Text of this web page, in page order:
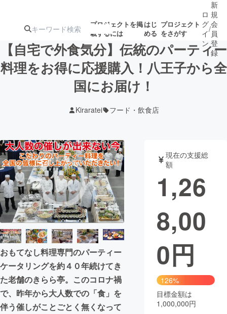
プロジェクトを掲
載するには
はじ
める
プロジェクト
をさがす
注目の新着プロ募集終了が近いプ
ロジェクト
テクノロジー・ガジェット
映像・映画 書籍・雑誌
ビジネス・起業 チャレンジ
まちづくり・地域活性化
CAMPFIRE for Social Good
CAMPFIRE Creation
CAMPFIREふるさと納税machi-ya コミュニティ
ロ
グ
イ
ン
/
新
規
会
員
登
録
【自宅で外食気分】伝統のパーティー
料理をお得に応援購入！八王子から全
国にお届け！
Kiraratei フード・飲食店
おもてなし料理専門のパーティー
ケータリングを約４０年続けてき
た老舗のきらら亭。このコロナ禍
で、昨年から大人数での「食」を
伴う催しがことごとく無くなって
現在の支援総
額
1,26
8,00
0円
126%
目標金額は
1,000,000円